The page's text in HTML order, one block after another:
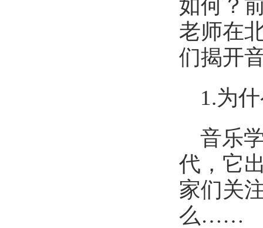
如何？
老师在
们揭开
1.为
音乐
代，它
家们关
么……